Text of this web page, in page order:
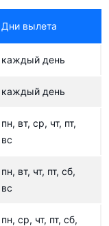
Дни вылета
каждый день
каждый день
пн, вт, ср, чт, пт,
вс
пн, вт, чт, пт, сб,
вс
пн, ср, чт, пт, сб,